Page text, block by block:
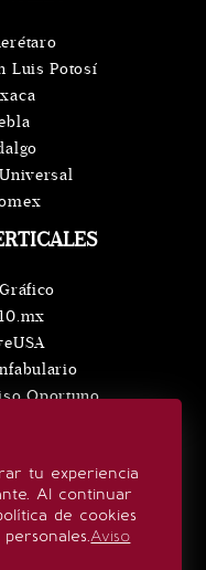
tu experiencia
Al continuar
de cookies
Aviso
Oportuno
Luis Potosí